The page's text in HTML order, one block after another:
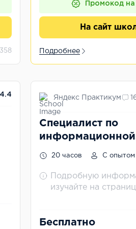
358
Промокод на
На сайт
Подробнее
4.4 Яндекс Практикум
Специалист по
информационной
20 часов С опытом
Подробную
изучайте на
Бесплатно